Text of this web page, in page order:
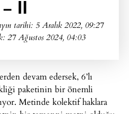
– II
tarihi: 5 Aralık 2022, 09:27
27 Ağustos 2024, 04:03
devam edersek, 6’lı
paketinin bir önemli
Metinde kolektif haklara